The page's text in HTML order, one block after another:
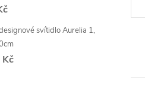
svítidlo Aurelia 1,